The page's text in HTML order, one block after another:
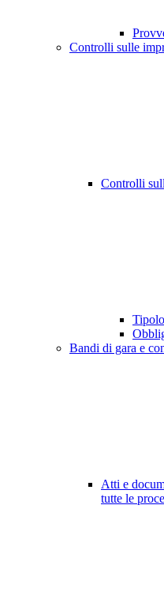
Controlli sulle
Controlli
Bandi di gara e
Atti e
tutte le